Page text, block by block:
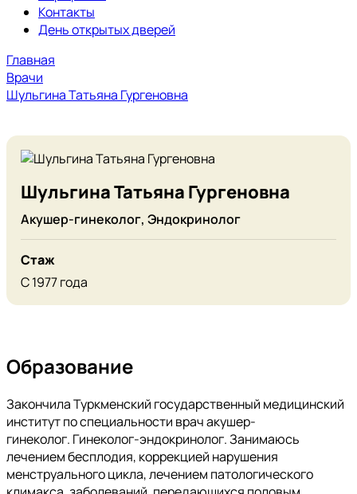
Контакты
День открытых дверей
Главная
Врачи
Шульгина Татьяна Гургеновна
Шульгина Татьяна Гургеновна
Акушер-гинеколог, Эндокринолог
Стаж
С 1977 года
Образование
Закончила Туркменский государственный медицинский
институт по специальности врач акушер-
гинеколог. Гинеколог-эндокринолог. Занимаюсь
лечением бесплодия, коррекцией нарушения
менструального цикла, лечением патологического